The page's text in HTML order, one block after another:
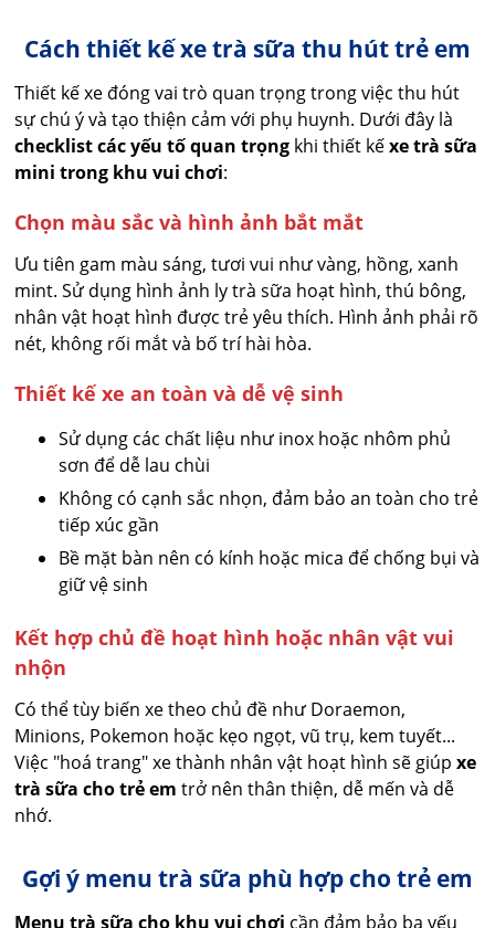
Cách thiết kế xe trà sữa thu hút trẻ em
Thiết kế xe đóng vai trò quan trọng trong việc thu hút
sự chú ý và tạo thiện cảm với phụ huynh. Dưới đây là
checklist các yếu tố quan trọng khi thiết kếxe trà sữa
mini trong khu vui chơi:
Chọn màu sắc và hình ảnh bắt mắt
Ưu tiên gam màu sáng, tươi vui như vàng, hồng, xanh
mint. Sử dụng hình ảnh ly trà sữa hoạt hình, thú bông,
nhân vật hoạt hình được trẻ yêu thích. Hình ảnh phải rõ
nét, không rối mắt và bố trí hài hòa.
Thiết kế xe an toàn và dễ vệ sinh
Sử dụng các chất liệu như inox hoặc nhôm phủ
sơn để dễ lau chùi
Không có cạnh sắc nhọn, đảm bảo an toàn cho trẻ
tiếp xúc gần
Bề mặt bàn nên có kính hoặc mica để chống bụi và
giữ vệ sinh
Kết hợp chủ đề hoạt hình hoặc nhân vật vui
nhộn
Có thể tùy biến xe theo chủ đề như Doraemon,
Minions, Pokemon hoặc kẹo ngọt, vũ trụ, kem tuyết...
Việc "hoá trang" xe thành nhân vật hoạt hình sẽ giúpxe
trà sữa cho trẻ em trở nên thân thiện, dễ mến và dễ
nhớ.
Gợi ý menu trà sữa phù hợp cho trẻ em
Menu trà sữa cho khu vui chơi cần đảm bảo ba yếu